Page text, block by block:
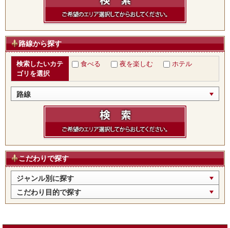
路線から探す
検索したいカテ
ゴリを選択
食べる 夜を楽しむ ホテル
路線
こだわりで探す
ジャンル別に探す
こだわり目的で探す